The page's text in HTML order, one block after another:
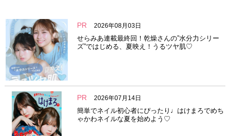
PR 2026年08月03日
せらみあ連載最終回！乾燥さんの”水分力シリー
ズ”ではじめる、夏映え！うるツヤ肌♡
PR 2026年07月14日
簡単でネイル初心者にぴったり♩はけまろでめち
ゃかわネイルな夏を始めよう♡